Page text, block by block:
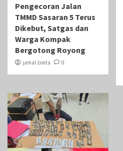
Pengecoran Jalan
TMMD Sasaran 5 Terus
Dikebut, Satgas dan
Warga Kompak
Bergotong Royong
jamal zonta 0